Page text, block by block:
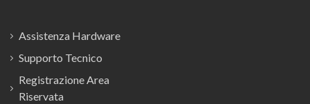
Assistenza Hardware
Supporto Tecnico
Registrazione Area
Riservata